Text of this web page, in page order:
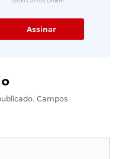
Campos